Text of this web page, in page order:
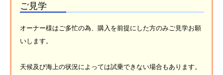
ご見学
オーナー様はご多忙の為、購入を前提にした方のみご見学お願
いします。
天候及び海上の状況によっては試乗できない場合もあります。